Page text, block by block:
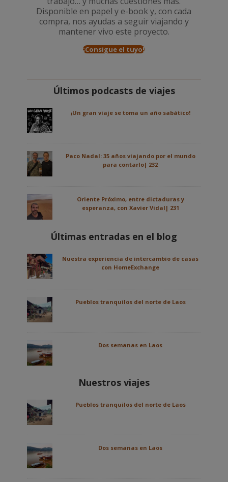
Disponible en papel y e-book y, con cada
compra, nos ayudas a seguir viajando y
mantener vivo este proyecto.
¡Consigue el tuyo!
Últimos podcasts de viajes
¡Un gran viaje se toma un año sabático!
Paco Nadal: 35 años viajando por el mundo
para contarlo| 232
Oriente Próximo, entre dictaduras y
esperanza, con Xavier Vidal| 231
Últimas entradas en el blog
Nuestra experiencia de intercambio de casas
con HomeExchange
Pueblos tranquilos del norte de Laos
Dos semanas en Laos
Nuestros viajes
Pueblos tranquilos del norte de Laos
Dos semanas en Laos